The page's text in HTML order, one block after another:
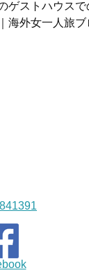
ゲストハウスで
海外女一人旅ブ